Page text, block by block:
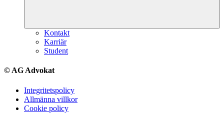
Kontakt
Karriär
Student
© AG Advokat
Integritetspolicy
Allmänna villkor
Cookie policy